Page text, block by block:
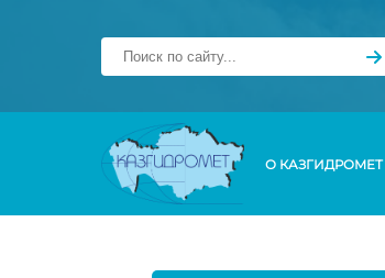
О КАЗГИДРОМЕТ